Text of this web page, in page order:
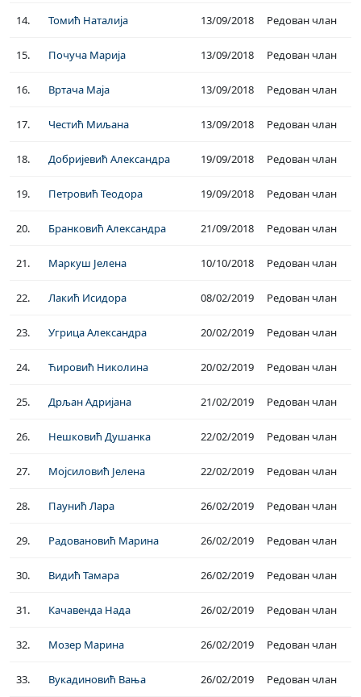
14. Томић Наталија 13/09/2018 Редован члан
15. Почуча Марија 13/09/2018 Редован члан
16. Вртача Маја 13/09/2018 Редован члан
17. Честић Миљана 13/09/2018 Редован члан
18. Добријевић Александра 19/09/2018 Редован члан
19. Петровић Теодора 19/09/2018 Редован члан
20. Бранковић Александра 21/09/2018 Редован члан
21. Маркуш Јелена 10/10/2018 Редован члан
22. Лакић Исидора 08/02/2019 Редован члан
23. Угрица Александра 20/02/2019 Редован члан
24. Ћировић Николина 20/02/2019 Редован члан
25. Дрљан Адријана 21/02/2019 Редован члан
26. Нешковић Душанка 22/02/2019 Редован члан
27. Мојсиловић Јелена 22/02/2019 Редован члан
28. Паунић Лара 26/02/2019 Редован члан
29. Радовановић Марина 26/02/2019 Редован члан
30. Видић Тамара 26/02/2019 Редован члан
31. Качавенда Нада 26/02/2019 Редован члан
32. Мозер Марина 26/02/2019 Редован члан
33. Вукадиновић Вања 26/02/2019 Редован члан